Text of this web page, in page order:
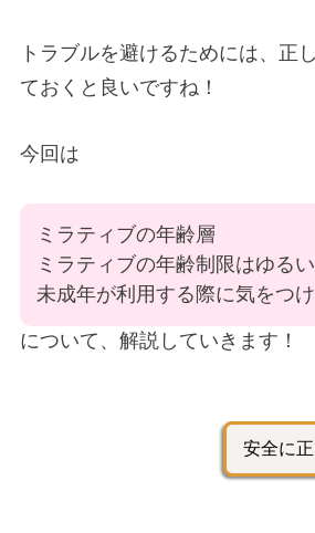
トラブルを避けるためには、正
ておくと良いですね！
今回は
ミラティブの年齢層
ミラティブの年齢制限はゆるい
未成年が利用する際に気をつ
について、解説していきます！
安全に